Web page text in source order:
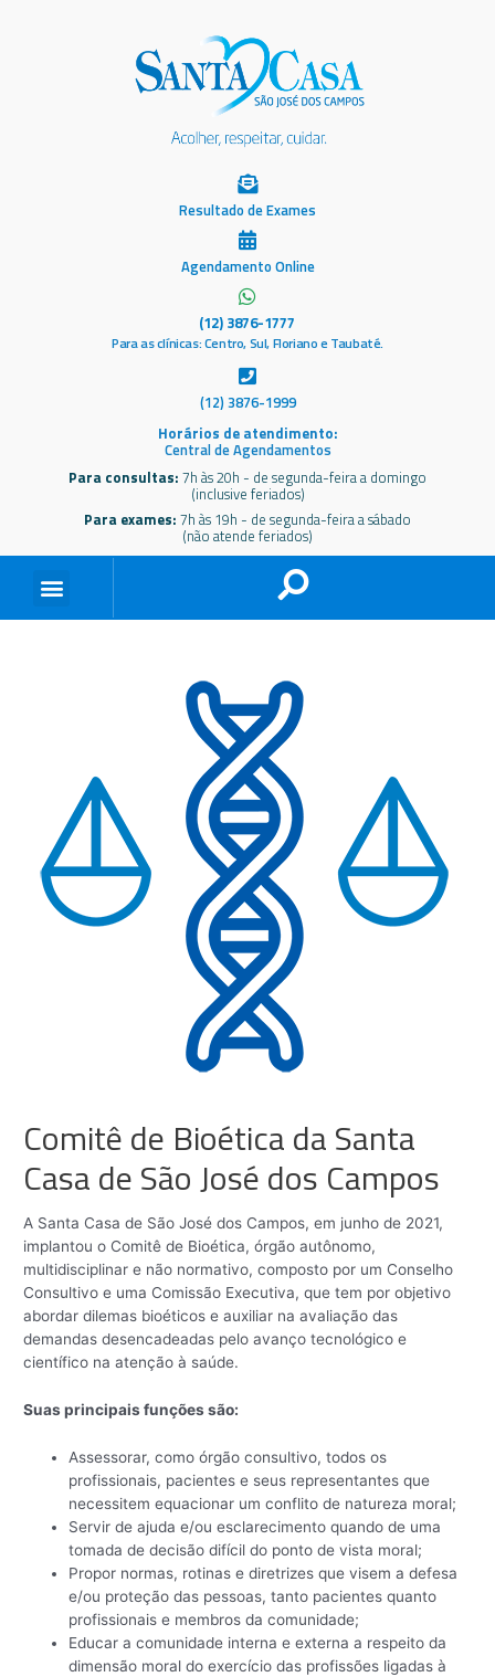
Resultado de Exames
Agendamento Online
(12) 3876-1777
Para as clínicas: Centro, Sul, Floriano e Taubaté.
(12) 3876-1999
Horários de atendimento:
Central de Agendamentos
Para consultas: 7h às 20h - de segunda-feira a domingo
(inclusive feriados)
Para exames: 7h às 19h - de segunda-feira a sábado
(não atende feriados)
Comitê de Bioética da Santa
Casa de São José dos Campos
A Santa Casa de São José dos Campos, em junho de 2021,
implantou o Comitê de Bioética, órgão autônomo,
multidisciplinar e não normativo, composto por um Conselho
Consultivo e uma Comissão Executiva, que tem por objetivo
abordar dilemas bioéticos e auxiliar na avaliação das
demandas desencadeadas pelo avanço tecnológico e
científico na atenção à saúde.
Suas principais funções são:
Assessorar, como órgão consultivo, todos os
profissionais, pacientes e seus representantes que
necessitem equacionar um conflito de natureza moral;
Servir de ajuda e/ou esclarecimento quando de uma
tomada de decisão difícil do ponto de vista moral;
Propor normas, rotinas e diretrizes que visem a defesa
e/ou proteção das pessoas, tanto pacientes quanto
profissionais e membros da comunidade;
Educar a comunidade interna e externa a respeito da
dimensão moral do exercício das profissões ligadas à